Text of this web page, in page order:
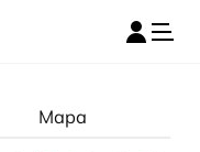
Mapa